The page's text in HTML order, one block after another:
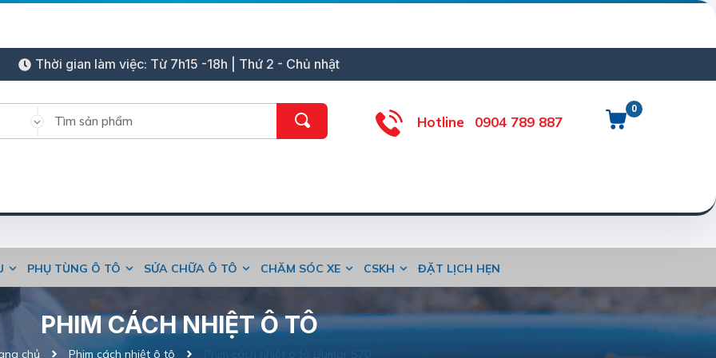
Thời gian làm việc: Từ 7h15 -18h | Thứ 2 - Chủ nhật
0
Hotline 0904 789 887
PHỤ TÙNG Ô TÔ SỬA CHỮA Ô TÔ CHĂM SÓC XE CSKH ĐẶT LỊCH HẸN
PHIM CÁCH NHIỆT Ô TÔ
chủ Phim cách nhiệt ô tô Phim cách nhiệt ô tô Llumar S70